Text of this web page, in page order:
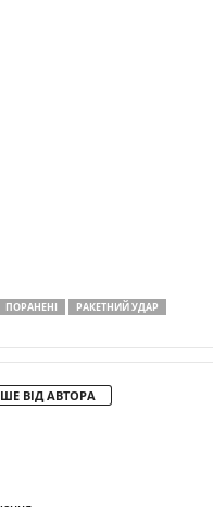
ПОРАНЕНІ
РАКЕТНИЙ УДАР
ВІД АВТОРА